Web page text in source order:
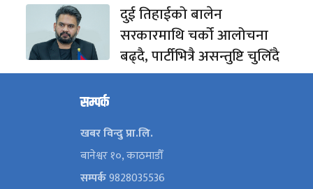
दुई तिहाईको बालेन
सरकारमाथि चर्को आलोचना
बढ्दै, पार्टीभित्रै असन्तुष्टि चुलिँदै
सम्पर्क
खबर विन्दु प्रा.लि.
बानेश्वर १०, काठमाडौँ
सम्पर्क9828035536